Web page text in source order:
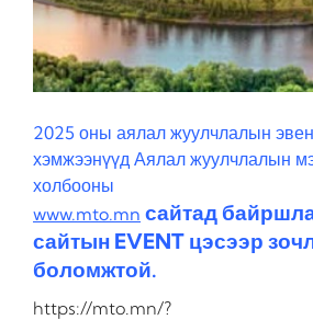
2025 оны аялал жуулчлалын
хэмжээнүүд Аялал жуулчлалын
холбооны
www.mto.mn сайтад
сайтын EVENT цэсээр
боломжтой.
https://mto.mn/?